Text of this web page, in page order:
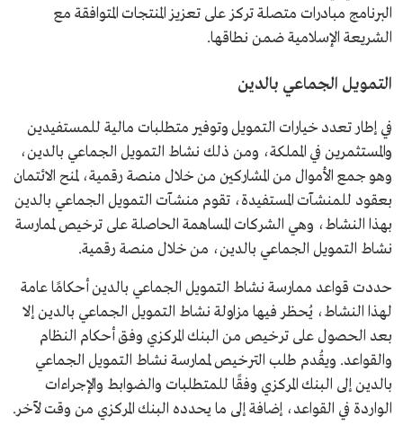
البرنامج مبادرات متصلة تركز على تعزيز المنتجات المتوافقة مع
الشريعة الإسلامية ضمن نطاقها.
التمويل الجماعي بالدين
في إطار تعدد خيارات التمويل وتوفير متطلبات مالية للمستفيدين
والمستثمرين في المملكة، ومن ذلك نشاط التمويل الجماعي بالدين،
وهو جمع الأموال من المشاركين من خلال منصة رقمية، لمنح الائتمان
بعقود للمنشآت المستفيدة، تقوم منشآت التمويل الجماعي بالدين
بهذا النشاط، وهي الشركات المساهمة الحاصلة على ترخيص لممارسة
نشاط التمويل الجماعي بالدين، من خلال منصة رقمية.
حددت قواعد ممارسة نشاط التمويل الجماعي بالدين أحكامًا عامة
لهذا النشاط، يُحظر فيها مزاولة نشاط التمويل الجماعي بالدين إلا
بعد الحصول على ترخيص من البنك المركزي وفق أحكام النظام
والقواعد. ويقُدم طلب الترخيص لممارسة نشاط التمويل الجماعي
بالدين إلى البنك المركزي وفقًا للمتطلبات والضوابط والإجراءات
الواردة في القواعد، إضافة إلى ما يحدده البنك المركزي من وقت لآخر.